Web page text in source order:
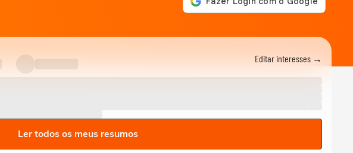
Editar interesses →
Ler todos os meus resumos